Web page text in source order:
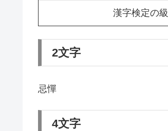
漢字検定の級
2文字
忌憚
4文字